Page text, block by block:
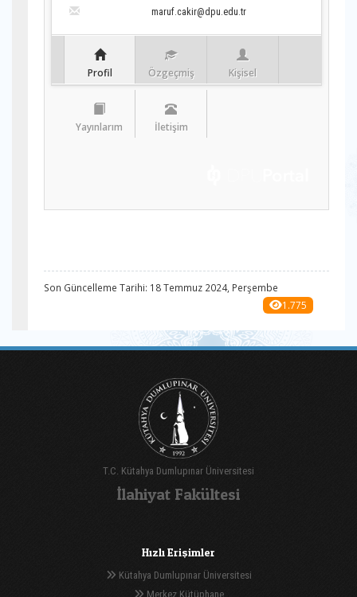
maruf.cakir@dpu.edu.tr
Profil Özgeçmiş Kişisel
Yayınlarım İletişim
Son Güncelleme Tarihi: 18 Temmuz 2024, Perşembe
1.775
T.C. Kütahya Dumlupınar Üniversitesi
İlahiyat Fakültesi
Hızlı Erişimler
Kütahya Dumlupınar Üniversitesi
Merkez Kütüphane